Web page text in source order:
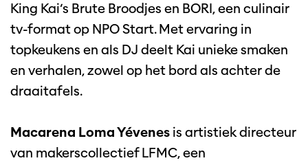
King Kai’s Brute Broodjes en BORI, een culinair
tv-format op NPO Start. Met ervaring in
topkeukens en als DJ deelt Kai unieke smaken
en verhalen, zowel op het bord als achter de
draaitafels.
Macarena Loma Yévenes is artistiek directeur
van makerscollectief LFMC, een